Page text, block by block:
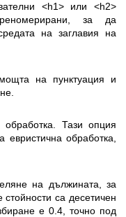
<h1> или <h2>
за да
на заглавия на
на пунктуация и
Тази опция
обработка,
на дължината, за
са десетичен
е 0.4, точно под